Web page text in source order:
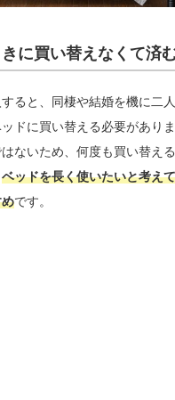
に買い替えなくて済
ると、同棲や結婚を機に二
ドに買い替える必要があり
ないため、何度も買い替え
ベッドを長く使いたいと考え
です。